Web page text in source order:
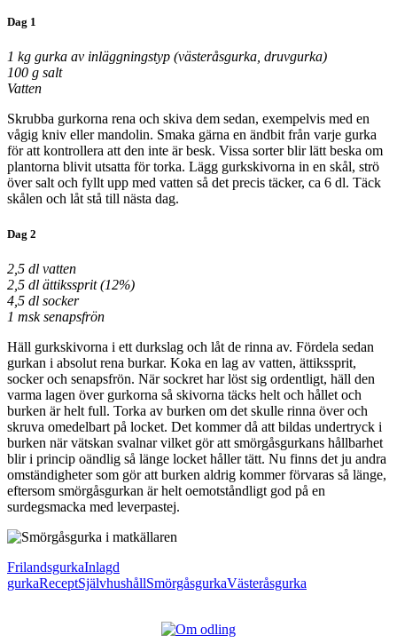
Dag 1
1 kg gurka av inläggningstyp (västeråsgurka, druvgurka)
100 g salt
Vatten
Skrubba gurkorna rena och skiva dem sedan, exempelvis med en
vågig kniv eller mandolin. Smaka gärna en ändbit från varje gurka
för att kontrollera att den inte är besk. Vissa sorter blir lätt beska om
plantorna blivit utsatta för torka. Lägg gurkskivorna in en skål, strö
över salt och fyllt upp med vatten så det precis täcker, ca 6 dl. Täck
skålen och låt stå till nästa dag.
Dag 2
2,5 dl vatten
2,5 dl ättikssprit (12%)
4,5 dl socker
1 msk senapsfrön
Häll gurkskivorna i ett durkslag och låt de rinna av. Fördela sedan
gurkan i absolut rena burkar. Koka en lag av vatten, ättikssprit,
socker och senapsfrön. När sockret har löst sig ordentligt, häll den
varma lagen över gurkorna så skivorna täcks helt och hållet och
burken är helt full. Torka av burken om det skulle rinna över och
skruva omedelbart på locket. Det kommer då att bildas undertryck i
burken när vätskan svalnar vilket gör att smörgåsgurkans hållbarhet
blir i princip oändlig så länge locket håller tätt. Nu finns det ju andra
omständigheter som gör att burken aldrig kommer förvaras så länge,
eftersom smörgåsgurkan är helt oemotståndligt god på en
surdegsmacka med leverpastej.
FrilandsgurkaInlagd
gurkaReceptSjälvhushållSmörgåsgurkaVästeråsgurka